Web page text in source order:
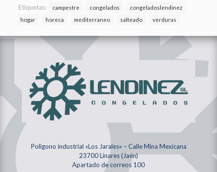
Etiquetas:
campestre congelados
congeladoslendinez
hogar
horeca mediterraneo salteado verduras
Polígono industrial «Los Jarales» – Calle Mina Mexicana
23700 Linares (Jaén)
Apartado de correos 100